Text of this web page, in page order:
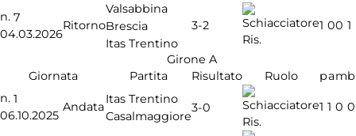
n. 7
04.03.2026
Ritorno
Valsabbina
Brescia
Itas Trentino
3-2
Ris.
1 00 1
Girone A
Giornata
Partita Risultato Ruolo pamb
n. 1
06.10.2025
Andata
Itas Trentino
Casalmaggiore
3-0
Ris.
1 1 0 0